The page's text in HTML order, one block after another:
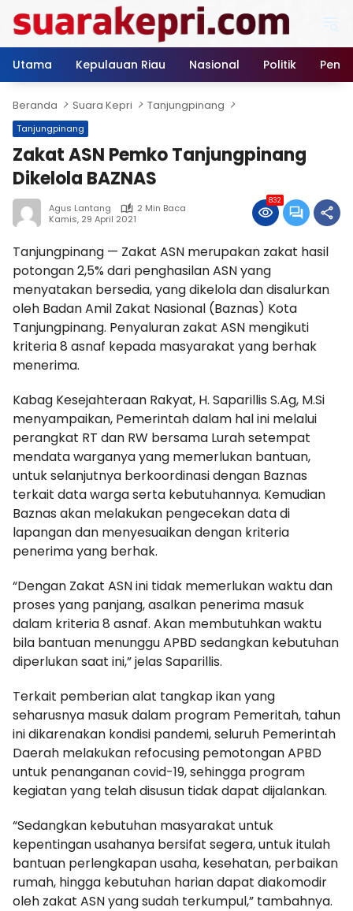
konten
Utama
Kepulauan Riau Nasional Politik
Beranda Suara Kepri Tanjungpinang
Tanjungpinang
Zakat ASN Pemko Tanjungpinang
Dikelola BAZNAS
Agus Lantang
2 Min Baca
Kamis, 29 April 2021
832
Tanjungpinang — Zakat ASN merupakan zakat hasil
potongan 2,5% dari penghasilan ASN yang
menyatakan bersedia, yang dikelola dan disalurkan
oleh Badan Amil Zakat Nasional (Baznas) Kota
Tanjungpinang. Penyaluran zakat ASN mengikuti
kriteria 8 asnaf kepada masyarakat yang berhak
menerima.
Kabag Kesejahteraan Rakyat, H. Saparillis S.Ag, M.Si
menyampaikan, Pemerintah dalam hal ini melalui
perangkat RT dan RW bersama Lurah setempat
mendata warganya yang memerlukan bantuan,
untuk selanjutnya berkoordinasi dengan Baznas
terkait data warga serta kebutuhannya. Kemudian
Baznas akan melakukan pengecekan data di
lapangan dan menyesuaikan dengan kriteria
penerima yang berhak.
“Dengan Zakat ASN ini tidak memerlukan waktu dan
proses yang panjang, asalkan penerima masuk
dalam kriteria 8 asnaf. Akan membutuhkan waktu
bila bantuan menunggu APBD sedangkan kebutuhan
diperlukan saat ini,” jelas Saparillis.
Terkait pemberian alat tangkap ikan yang
seharusnya masuk dalam program Pemeritah, tahun
ini dikarenakan kondisi pandemi, seluruh Pemerintah
Daerah melakukan refocusing pemotongan APBD
untuk penanganan covid-19, sehingga program
kegiatan yang telah disusun tidak dapat dijalankan.
“Sedangkan kebutuhan masyarakat untuk
kepentingan usahanya bersifat segera, untuk itulah
bantuan perlengkapan usaha, kesehatan, perbaikan
rumah, hingga kebutuhan harian dapat diakomodir
oleh zakat ASN yang sudah terkumpul,” tambahnya.